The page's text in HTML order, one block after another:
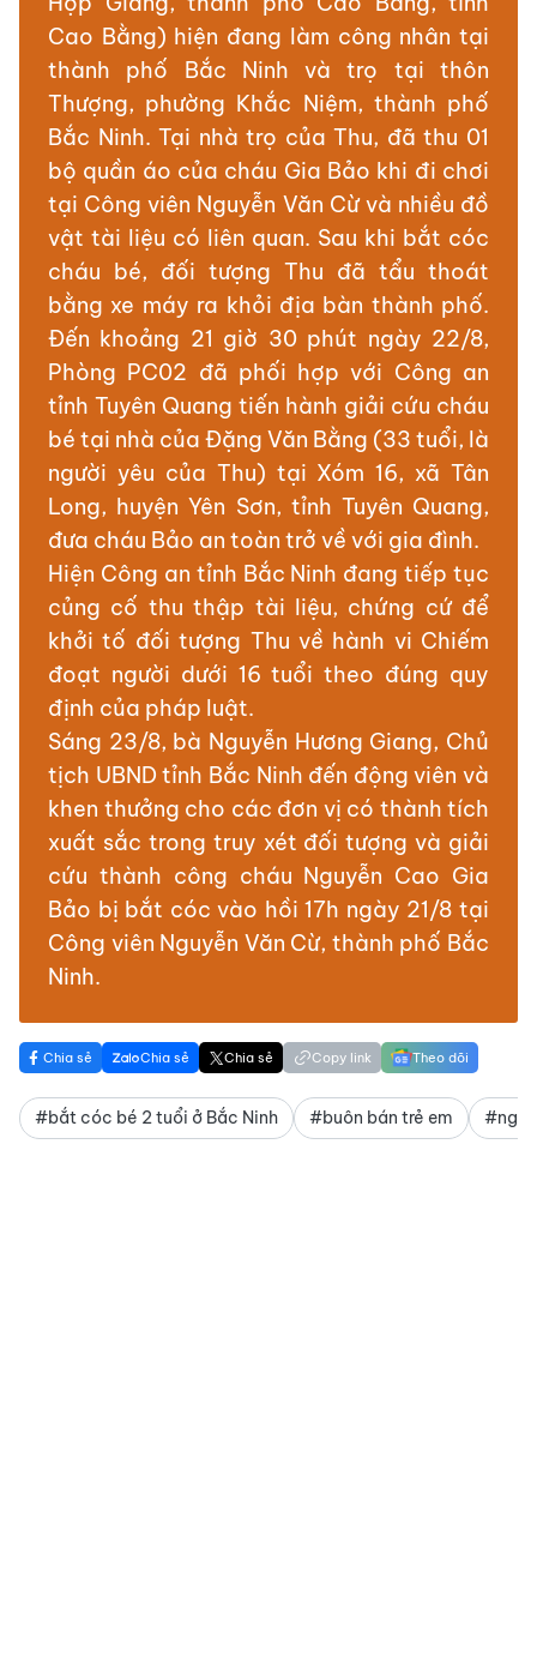
Cao Bằng) hiện đang làm công nhân tại
thành phố Bắc Ninh và trọ tại thôn
Thượng, phường Khắc Niệm, thành phố
Bắc Ninh. Tại nhà trọ của Thu, đã thu 01
bộ quần áo của cháu Gia Bảo khi đi chơi
tại Công viên Nguyễn Văn Cừ và nhiều đồ
vật tài liệu có liên quan. Sau khi bắt cóc
cháu bé, đối tượng Thu đã tẩu thoát
bằng xe máy ra khỏi địa bàn thành phố.
Đến khoảng 21 giờ 30 phút ngày 22/8,
Phòng PC02 đã phối hợp với Công an
tỉnh Tuyên Quang tiến hành giải cứu cháu
bé tại nhà của Đặng Văn Bằng (33 tuổi, là
người yêu của Thu) tại Xóm 16, xã Tân
Long, huyện Yên Sơn, tỉnh Tuyên Quang,
đưa cháu Bảo an toàn trở về với gia đình.
Hiện Công an tỉnh Bắc Ninh đang tiếp tục
củng cố thu thập tài liệu, chứng cứ để
khởi tố đối tượng Thu về hành vi Chiếm
đoạt người dưới 16 tuổi theo đúng quy
định của pháp luật.
Sáng 23/8, bà Nguyễn Hương Giang, Chủ
tịch UBND tỉnh Bắc Ninh đến động viên và
khen thưởng cho các đơn vị có thành tích
xuất sắc trong truy xét đối tượng và giải
cứu thành công cháu Nguyễn Cao Gia
Bảo bị bắt cóc vào hồi 17h ngày 21/8 tại
Công viên Nguyễn Văn Cừ, thành phố Bắc
Ninh.
Chia sẻ Chia sẻ Chia sẻ Copy link Theo dõi
#bắt cóc bé 2 tuổi ở Bắc Ninh #buôn bán trẻ em #nghi